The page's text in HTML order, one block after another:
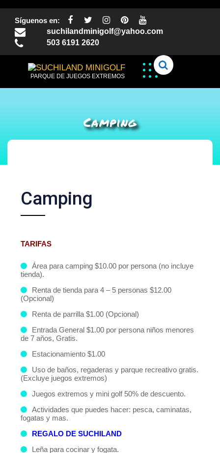
Síguenos en:
suchilandminigolf@yahoo.com
503 6191 2620
PARQUE DE JUEGOS EXTREMOS
Camping
Camping
TARIFAS
Área para camping $10.00 por persona (no incluye
tienda).
Renta de tienda para 4 – 5 personas $12.00
(Opcional)
Renta de parrilla $1.00 (Opcional)
Entrada General $1.00 por persona niños menores
de 7 años, Gratis.
Estacionamiento $1.00
Uso de baños, regaderas y parque recreativo gratis.
(Excluye juegos extremos)
Juegos extremos y mini golf 50% de descuento.
Actividades que puedes hacer: pesca, caminatas,
fogatas y mas.
REGALO DE SUCHILAND
Leña para cocinar y fogata.